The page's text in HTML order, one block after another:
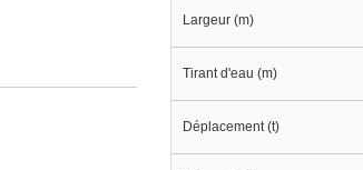
Largeur (m)
Tirant d'eau (m)
Déplacement (t)